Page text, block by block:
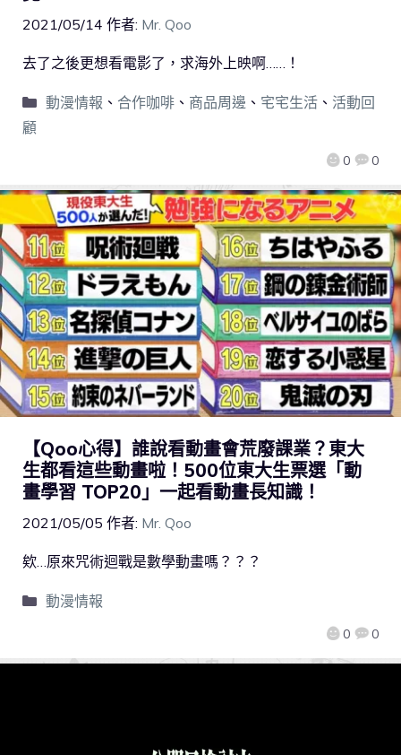
2021/05/14 作者: Mr. Qoo
0 0
去了之後更想看電影了，求海外上映啊……！
動漫情報 、 合作咖啡、 商品周邊 、 宅宅生活、 活動回
顧
【Qoo心得】誰說看動畫會荒廢課業？東大
生都看這些動畫啦！500位東大生票選「動
畫學習 TOP20」一起看動畫長知識！
2021/05/05 作者: Mr. Qoo
0 0
欸…原來咒術迴戰是數學動畫嗎？？？
動漫情報